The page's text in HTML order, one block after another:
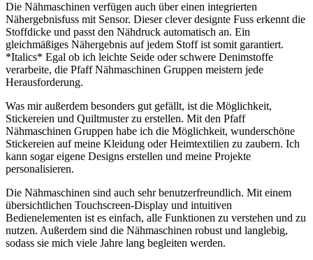
Die Nähmaschinen verfügen auch über einen integrierten
Nähergebnisfuss mit Sensor. Dieser clever designte Fuss erkennt die
Stoffdicke und passt den Nähdruck automatisch an. Ein
gleichmäßiges Nähergebnis auf jedem Stoff ist somit garantiert.
*Italics* Egal ob ich leichte Seide oder schwere Denimstoffe
verarbeite, die Pfaff Nähmaschinen Gruppen meistern jede
Herausforderung.
Was mir außerdem besonders gut gefällt, ist die Möglichkeit,
Stickereien und Quiltmuster zu erstellen. Mit den Pfaff
Nähmaschinen Gruppen habe ich die Möglichkeit, wunderschöne
Stickereien auf meine Kleidung oder Heimtextilien zu zaubern. Ich
kann sogar eigene Designs erstellen und meine Projekte
personalisieren.
Die Nähmaschinen sind auch sehr benutzerfreundlich. Mit einem
übersichtlichen Touchscreen-Display und intuitiven
Bedienelementen ist es einfach, alle Funktionen zu verstehen und zu
nutzen. Außerdem sind die Nähmaschinen robust und langlebig,
sodass sie mich viele Jahre lang begleiten werden.